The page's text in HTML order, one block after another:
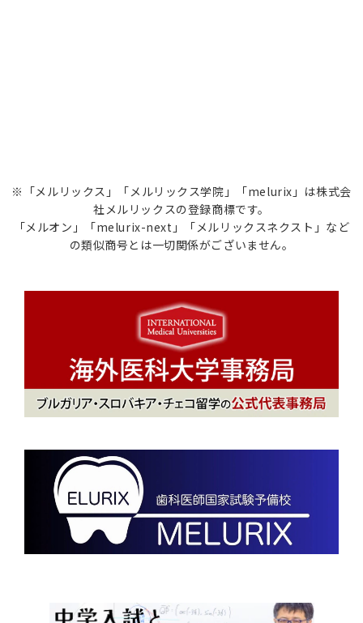
※「メルリックス」「メルリックス学院」「melurix」は株式会
社メルリックスの登録商標です。
「メルオン」「melurix-next」「メルリックスネクスト」など
の類似商号とは一切関係がございません。